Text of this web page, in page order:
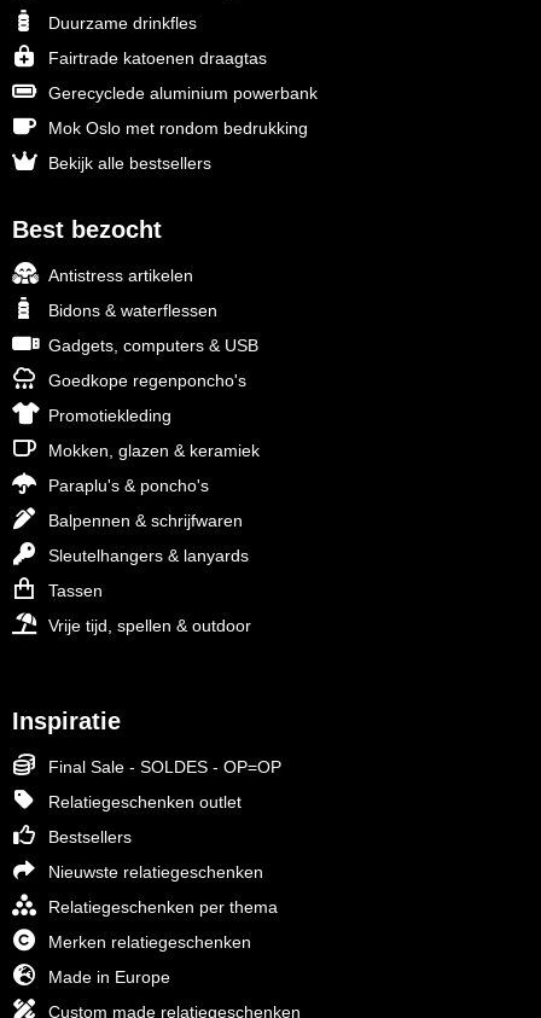
Duurzame drinkfles
Fairtrade katoenen draagtas
Gerecyclede aluminium powerbank
Mok Oslo met rondom bedrukking
Bekijk alle bestsellers
Best bezocht
Antistress artikelen
Bidons & waterflessen
Gadgets, computers & USB
Goedkope regenponcho's
Promotiekleding
Mokken, glazen & keramiek
Paraplu's & poncho's
Balpennen & schrijfwaren
Sleutelhangers & lanyards
Tassen
Vrije tijd, spellen & outdoor
Inspiratie
Final Sale - SOLDES - OP=OP
Relatiegeschenken outlet
Bestsellers
Nieuwste relatiegeschenken
Relatiegeschenken per thema
Merken relatiegeschenken
Made in Europe
Custom made relatiegeschenken